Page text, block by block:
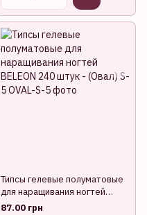
Типсы гелевые полуматовые
для наращивания ногтей
BELEON 240 штук - (Овал) S-5
87.00 грн